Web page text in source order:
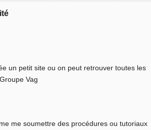
un petit site ou on peut retrouver toutes les
Vag
me soumettre des procédures ou tutoriaux